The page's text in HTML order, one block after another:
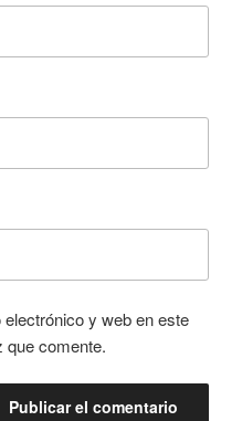
y web en este
que comente.